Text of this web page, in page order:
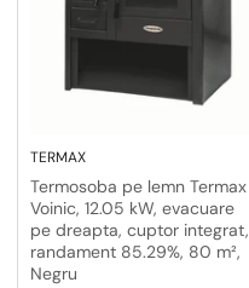
TERMAX
Termosoba pe lemn Termax
Voinic, 12.05 kW, evacuare
pe dreapta, cuptor integrat,
randament 85.29%, 80 m²,
Negru